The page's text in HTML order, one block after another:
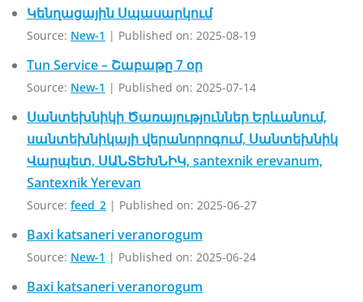
Կենղացային Սպասարկում
Source: New-1 Published on: 2025-08-19
Tun Service – Շաբաթը 7 օր
Source: New-1 Published on: 2025-07-14
Սանտեխնիկի Ծառայություններ Երևանում,
սանտեխնիկայի վերանորոգում, Սանտեխնիկ
Վարպետ, ՍԱՆՏԵԽՆԻԿ, santexnik erevanum,
Santexnik Yerevan
Source: feed_2 Published on: 2025-06-27
Baxi katsaneri veranorogum
Source: New-1 Published on: 2025-06-24
Baxi katsaneri veranorogum